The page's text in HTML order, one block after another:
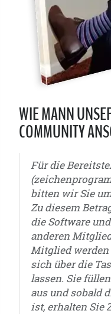
WIE MANN
COMMUNITY
Für die
bitten wir Sie
Zu diesem
die Software
anderen
Mitglied werden
sich über die
lassen. Sie
aus und sobald
ist, erhalten Sie